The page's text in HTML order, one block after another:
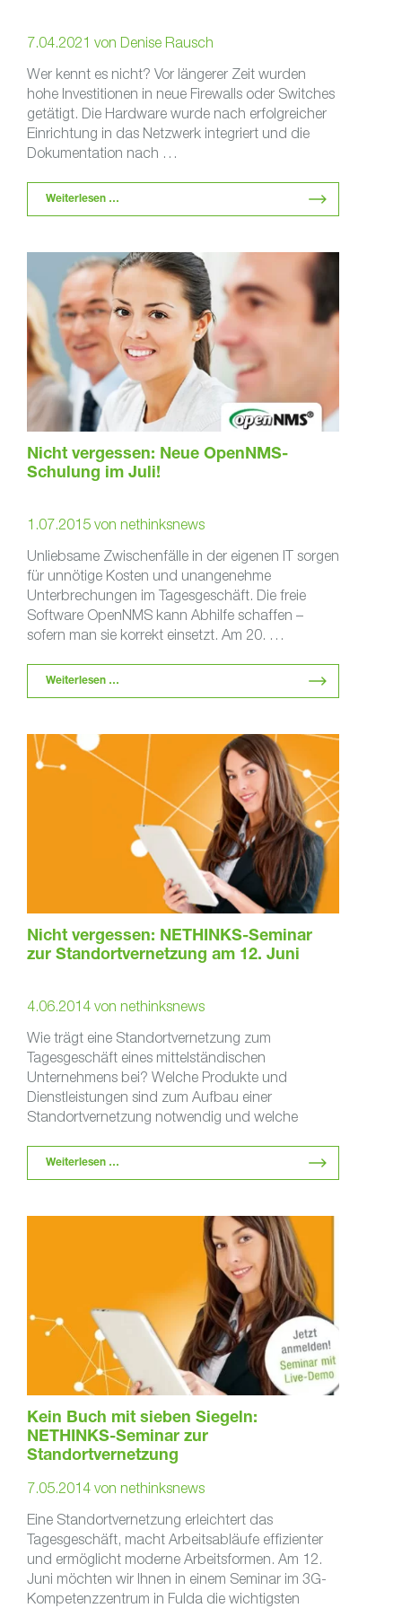
7.04.2021 von Denise Rausch
Wer kennt es nicht? Vor längerer Zeit wurden
hohe Investitionen in neue Firewalls oder Switches
getätigt. Die Hardware wurde nach erfolgreicher
Einrichtung in das Netzwerk integriert und die
Dokumentation nach …
Weiterlesen …
Nicht vergessen: Neue OpenNMS-
Schulung im Juli!
1.07.2015 von nethinksnews
Unliebsame Zwischenfälle in der eigenen IT sorgen
für unnötige Kosten und unangenehme
Unterbrechungen im Tagesgeschäft. Die freie
Software OpenNMS kann Abhilfe schaffen –
sofern man sie korrekt einsetzt. Am 20. …
Weiterlesen …
Nicht vergessen: NETHINKS-Seminar
zur Standortvernetzung am 12. Juni
4.06.2014 von nethinksnews
Wie trägt eine Standortvernetzung zum
Tagesgeschäft eines mittelständischen
Unternehmens bei? Welche Produkte und
Dienstleistungen sind zum Aufbau einer
Standortvernetzung notwendig und welche
Sicherheitskonzept einer Standortvernetzung …
Weiterlesen …
Kein Buch mit sieben Siegeln:
NETHINKS-Seminar zur
Standortvernetzung
7.05.2014 von nethinksnews
Eine Standortvernetzung erleichtert das
Tagesgeschäft, macht Arbeitsabläufe effizienter
und ermöglicht moderne Arbeitsformen. Am 12.
Juni möchten wir Ihnen in einem Seminar im 3G-
Kompetenzzentrum in Fulda die wichtigsten